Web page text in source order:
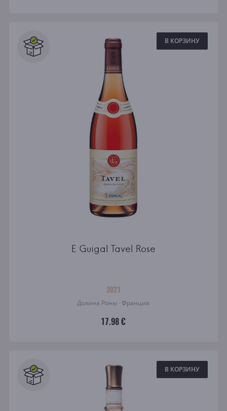
В КОРЗИНУ
E Guigal Tavel Rose
2021
Долина Роны · Франция
17.98 €
В КОРЗИНУ